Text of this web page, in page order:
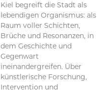
Kiel begreift die Stadt als
lebendigen Organismus: als
Raum voller Schichten,
Brüche und Resonanzen, in
dem Geschichte und
Gegenwart
ineinandergreifen. Über
künstlerische Forschung,
Intervention und